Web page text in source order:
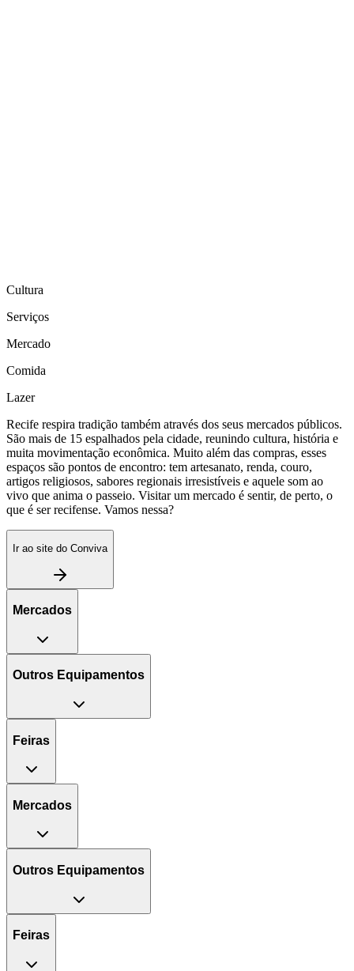
Cultura
Serviços
Mercado
Comida
Lazer
Recife respira tradição também através dos seus mercados públicos.
São mais de 15 espalhados pela cidade, reunindo cultura, história e
muita movimentação econômica. Muito além das compras, esses
espaços são pontos de encontro: tem artesanato, renda, couro,
artigos religiosos, sabores regionais irresistíveis e aquele som ao
vivo que anima o passeio. Visitar um mercado é sentir, de perto, o
que é ser recifense. Vamos nessa?
Ir ao site do Conviva
Mercados
Outros Equipamentos
Feiras
Mercados
Outros Equipamentos
Feiras